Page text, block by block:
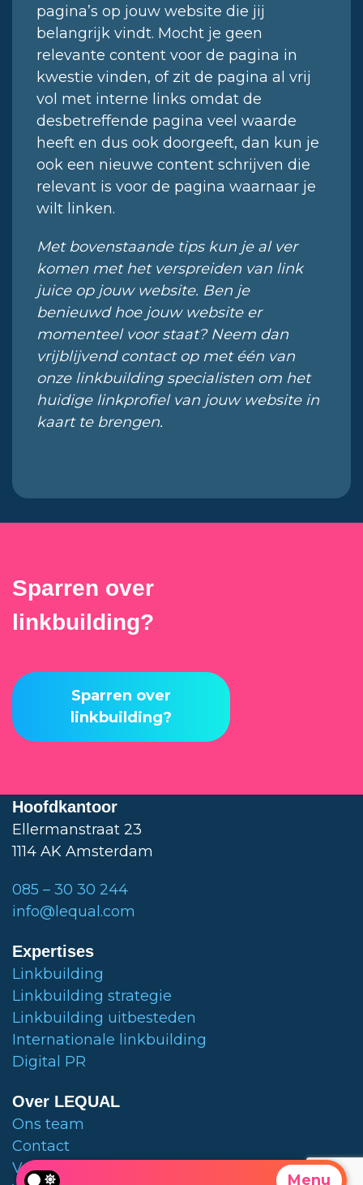
Menu
pagina’s op jouw website die jij
belangrijk vindt. Mocht je geen
relevante content voor de pagina in
kwestie vinden, of zit de pagina al vrij
vol met interne links omdat de
desbetreffende pagina veel waarde
heeft en dus ook doorgeeft, dan kun je
ook een nieuwe content schrijven die
relevant is voor de pagina waarnaar je
wilt linken.
Met bovenstaande tips kun je al ver
komen met het verspreiden van link
juice op jouw website. Ben je
benieuwd hoe jouw website er
momenteel voor staat? Neem dan
vrijblijvend contact op met één van
onze linkbuilding specialisten om het
huidige linkprofiel van jouw website in
kaart te brengen.
Sparren over
linkbuilding?
Sparren over
linkbuilding?
Hoofdkantoor
Ellermanstraat 23
1114 AK Amsterdam
085 – 30 30 244
info@lequal.com
Expertises
Linkbuilding
Linkbuilding strategie
Linkbuilding uitbesteden
Internationale linkbuilding
Digital PR
Over LEQUAL
Ons team
Contact
Vestigingen